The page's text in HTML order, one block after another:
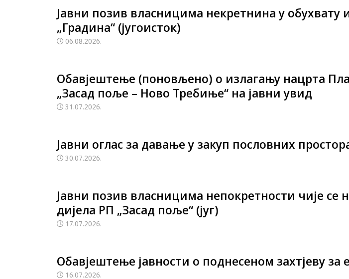
Јавни позив власницима некретнина у обухвату
„Градина“ (југоисток)
06.08.2026.
Обавјештење (поновљено) о излагању нацрта
„Засад поље – Ново Требиње“ на јавни увид
31.07.2026.
Јавни оглас за давање у закуп пословних
30.07.2026.
Јавни позив власницима непокретности чије се
дијела РП „Засад поље“ (југ)
17.07.2026.
Обавјештење јавности о поднесеном захтјеву за
16.07.2026.